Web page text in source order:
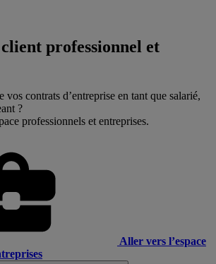
professionnel et
vos contrats d’entreprise en tant que salarié,
?
professionnels et entreprises.
Aller vers l’espace